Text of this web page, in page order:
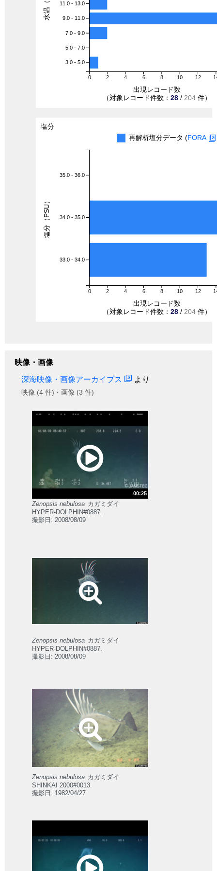
0 2 4 6 8 10 12
11.0 - 13.0
9.0 - 11.0
7.0 - 9.0
5.0 - 7.0
3.0 - 5.0
出現レコード数
（対象レコード件数： 28 / 204 件）
塩分
再解析塩分データ (FORA
0 2 4 6 8 10 12
35.0 - 36.0
34.0 - 35.0
33.0 - 34.0
出現レコード数
（対象レコード件数： 28 / 204 件）
塩分（PSU）
映像・画像
深海映像・画像アーカイブス より
映像 (4 件)・画像 (3 件)
00:25
Zenopsis nebulosa カガミダイ
HYPER-DOLPHIN#0887.
撮影日: 2008/08/09
Zenopsis nebulosa カガミダイ
HYPER-DOLPHIN#0887.
撮影日: 2008/08/09
Zenopsis nebulosa カガミダイ
SHINKAI 2000#0013.
撮影日: 1982/04/27